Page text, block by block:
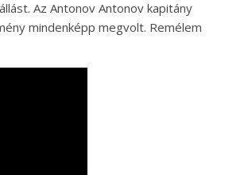
Az Antonov Antonov kapitány
mindenképp megvolt. Remélem